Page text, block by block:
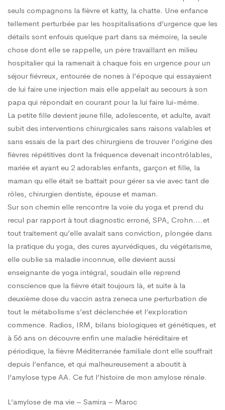
seuls compagnons la fièvre et katty, la chatte. Une enfance
tellement perturbée par les hospitalisations d’urgence que les
détails sont enfouis quelque part dans sa mémoire, la seule
chose dont elle se rappelle, un père travaillant en milieu
hospitalier qui la ramenait à chaque fois en urgence pour un
séjour fiévreux, entourée de nones à l’époque qui essayaient
de lui faire une injection mais elle appelait au secours à son
papa qui répondait en courant pour la lui faire lui-même.
La petite fille devient jeune fille, adolescente, et adulte, avait
subit des interventions chirurgicales sans raisons valables et
sans essais de la part des chirurgiens de trouver l’origine des
fièvres répétitives dont la fréquence devenait incontrôlables,
mariée et ayant eu 2 adorables enfants, garçon et fille, la
maman qu elle était se battait pour gérer sa vie avec tant de
rôles, chirurgien dentiste, épouse et maman.
Sur son chemin elle rencontre la voie du yoga et prend du
recul par rapport à tout diagnostic erroné, SPA, Crohn….et
tout traitement qu’elle avalait sans conviction, plongée dans
la pratique du yoga, des cures ayurvédiques, du végétarisme,
elle oublie sa maladie inconnue, elle devient aussi
enseignante de yoga intégral, soudain elle reprend
conscience que la fièvre était toujours là, et suite à la
deuxième dose du vaccin astra zeneca une perturbation de
tout le métabolisme s’est déclenchée et l’exploration
commence. Radios, IRM, bilans biologiques et génétiques, et
à 56 ans on découvre enfin une maladie héréditaire et
périodique, la fièvre Méditerranée familiale dont elle souffrait
depuis l’enfance, et qui malheureusement a aboutit à
l’amylose type AA. Ce fut l’histoire de mon amylose rénale.
L’amylose de ma vie – Samira – Maroc